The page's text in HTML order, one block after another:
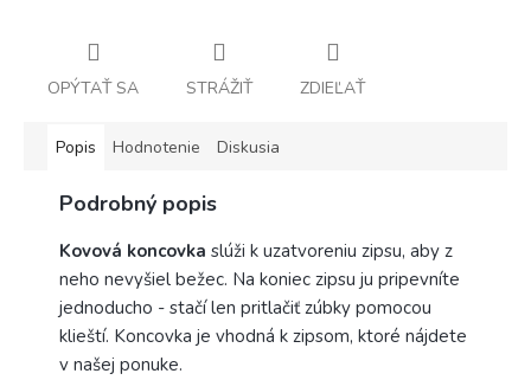
OPÝTAŤ SA STRÁŽIŤ ZDIEĽAŤ
Popis Hodnotenie Diskusia
Podrobný popis
Kovová koncovka slúži k uzatvoreniu zipsu, aby z
neho nevyšiel bežec. Na koniec zipsu ju pripevníte
jednoducho - stačí len pritlačiť zúbky pomocou
klieští. Koncovka je vhodná k zipsom, ktoré nájdete
v našej ponuke.